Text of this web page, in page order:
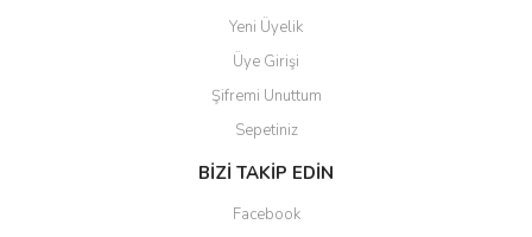
Yeni Üyelik
Üye Girişi
Şifremi Unuttum
Sepetiniz
BİZİ TAKİP EDİN
Facebook